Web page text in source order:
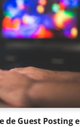
de Guest Posting